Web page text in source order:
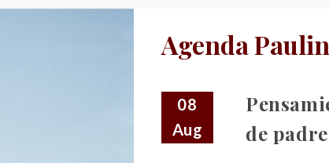
Agenda
de
08
Aug